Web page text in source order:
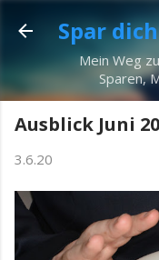
Spar
Mein Weg
Sparen,
Ausblick Juni
3.6.20